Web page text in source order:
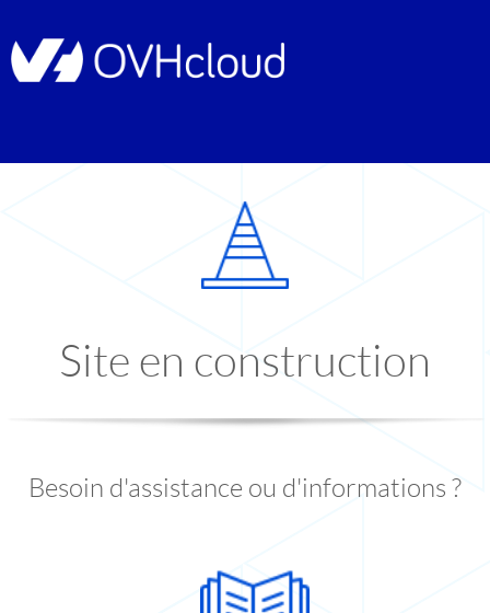
Site en construction
Besoin d'assistance ou d'informations ?